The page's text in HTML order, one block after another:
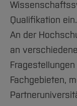
in einer
Trainee-
eine Art
Jahr
Arbeitgebern
Perspektiven
Unternehmen
Firmenprofile
Karriere-
Termine und
hier!
Qualifikation ein.
An der
an
Fachgebieten,